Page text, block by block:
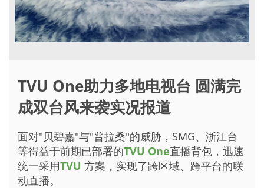
TVU One助力多地电视台 圆满完
成双台风来袭实况报道
面对"贝碧嘉"与"普拉桑"的威胁，SMG、浙江台
等得益于前期已部署的TVU One直播背包，迅速
统一采用TVU 方案，实现了跨区域、跨平台的联
动直播。